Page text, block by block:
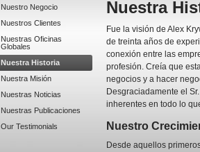
Nuestro Negocio
Nuestros Clientes
Nuestras Oficinas
Globales
Nuestra Historia
Nuestra Misión
Nuestras Noticias
Nuestras Publicaciones
Our Testimonials
Nuestra
Fue la visión de Alex
de treinta años de
conexión entre las
profesión. Creía que
negocios y a hacer
Desgraciadamente el
inherentes en todo lo
Nuestro
Desde aquellos